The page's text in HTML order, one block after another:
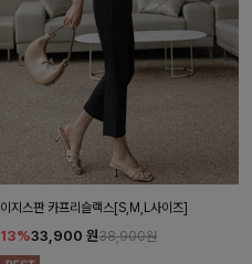
이지스판 카프리슬랙스[S,M,L사이즈]
13%33,900 원38,900원